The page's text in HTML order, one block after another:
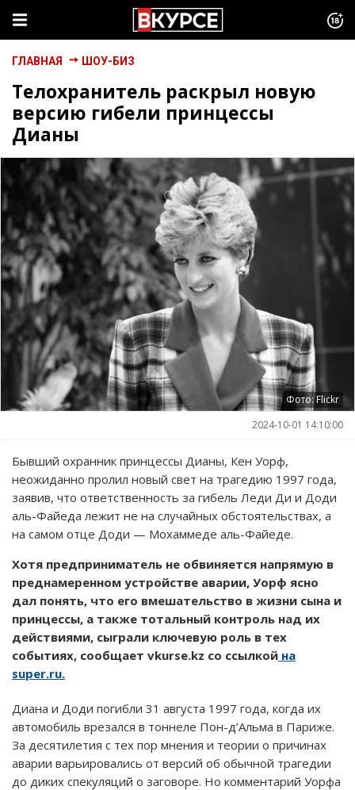
ГЛАВНАЯ ШОУ-БИЗ
Телохранитель раскрыл новую
версию гибели принцессы
Дианы
Фото: Flickr
2024-10-01 14:10:00
Бывший охранник принцессы Дианы, Кен Уорф,
неожиданно пролил новый свет на трагедию 1997 года,
заявив, что ответственность за гибель Леди Ди и Доди
аль-Файеда лежит не на случайных обстоятельствах, а
на самом отце Доди — Мохаммеде аль-Файеде.
Хотя предприниматель не обвиняется напрямую в
преднамеренном устройстве аварии, Уорф ясно
дал понять, что его вмешательство в жизни сына и
принцессы, а также тотальный контроль над их
действиями, сыграли ключевую роль в тех
событиях, сообщает vkurse.kz со ссылкой на
super.ru.
Диана и Доди погибли 31 августа 1997 года, когда их
автомобиль врезался в тоннеле Пон-д’Альма в Париже.
За десятилетия с тех пор мнения и теории о причинах
аварии варьировались от версий об обычной трагедии
до диких спекуляций о заговоре. Но комментарий Уорфа